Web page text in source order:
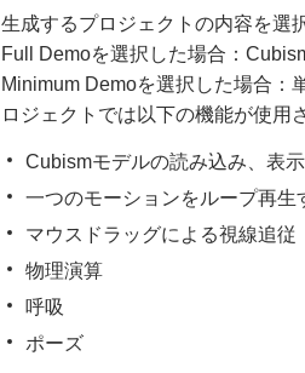
生成するプロジェクトの内容を選
Full Demoを選択した場合：
Minimum Demoを選択した場合：
ロジェクトでは以下の機能が使用
Cubismモデルの読み込み、表示
一つのモーションをループ再生
マウスドラッグによる視線追従
物理演算
呼吸
ポーズ